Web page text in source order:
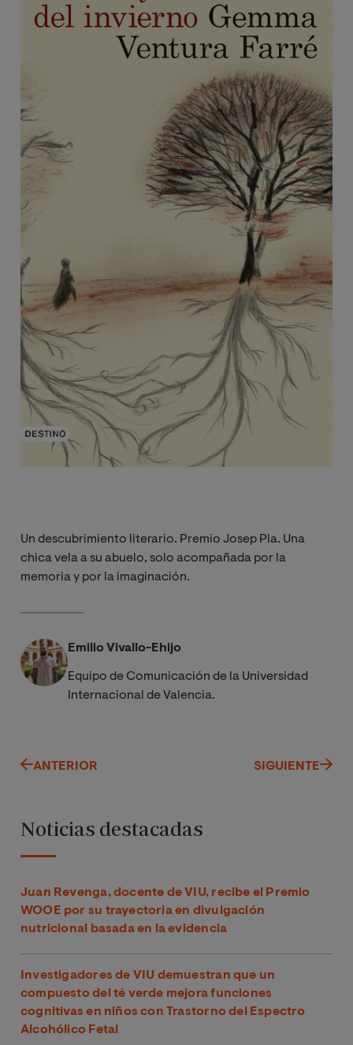
Un descubrimiento literario. Premio Josep Pla. Una
chica vela a su abuelo, solo acompañada por la
memoria y por la imaginación.
Emilio Vivallo-Ehijo
Equipo de Comunicación de la Universidad
Internacional de Valencia.
ANTERIOR SIGUIENTE
Noticias destacadas
Juan Revenga, docente de VIU, recibe el Premio
WOOE por su trayectoria en divulgación
nutricional basada en la evidencia
Investigadores de VIU demuestran que un
compuesto del té verde mejora funciones
cognitivas en niños con Trastorno del Espectro
Alcohólico Fetal